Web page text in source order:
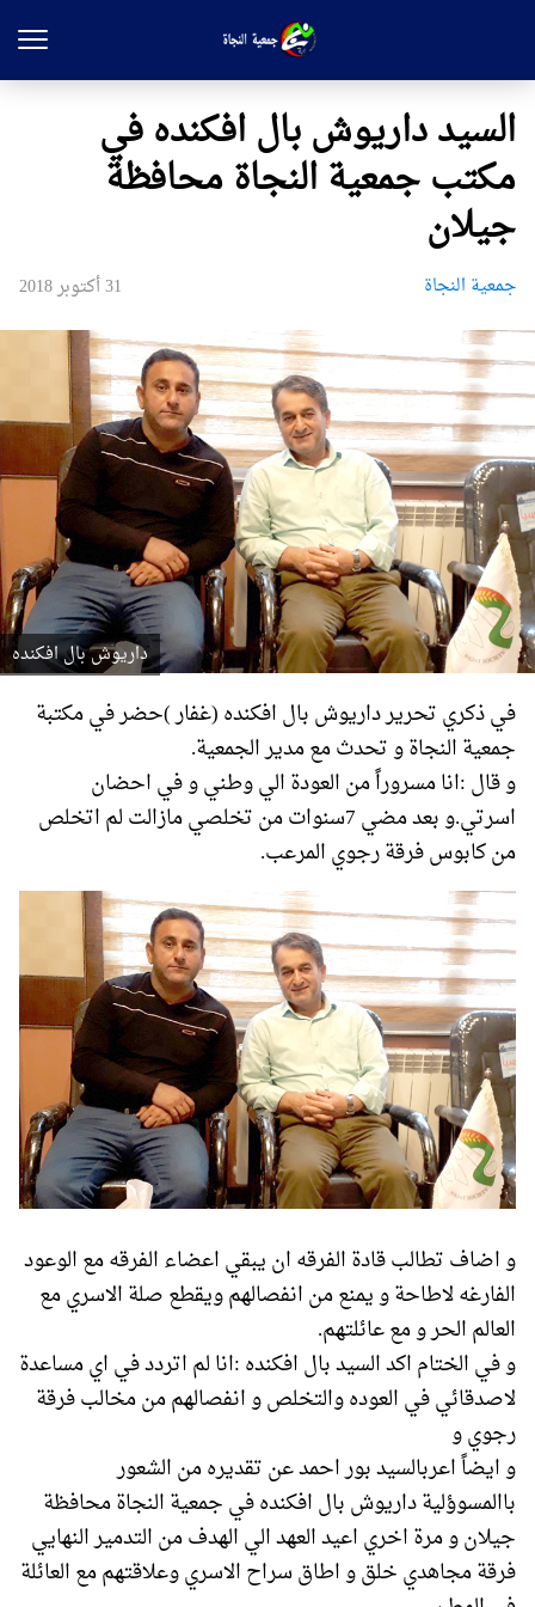
السيد داريوش بال افكنده في
مكتب جمعية النجاة محافظة
جيلان
جمعیة النجاة 31 أكتوبر 2018
داريوش بال افكنده
في ذكري تحرير داريوش بال افكنده (غفار )حضر في مكتبة
جمعية النجاة و تحدث مع مدير الجمعية.
و قال :انا مسروراً من العودة الي وطني و في احضان
اسرتي.و بعد مضي 7سنوات من تخلصي مازالت لم اتخلص
من كابوس فرقة رجوي المرعب.
و اضاف تطالب قادة الفرقه ان يبقي اعضاء الفرقه مع الوعود
الفارغه لاطاحة و يمنع من انفصالهم ويقطع صلة الاسري مع
العالم الحر و مع عائلتهم.
و في الختام اكد السيد بال افكنده :انا لم اتردد في اي مساعدة
لاصدقائي في العوده والتخلص و انفصالهم من مخالب فرقة
رجوي و
و ايضاً اعربالسيد بور احمد عن تقديره من الشعور
باالمسوؤلية داريوش بال افكنده في جمعية النجاة محافظة
جيلان و مرة اخري اعيد العهد الي الهدف من التدمير النهايي
فرقة مجاهدي خلق و اطاق سراح الاسري وعلاقتهم مع العائلة